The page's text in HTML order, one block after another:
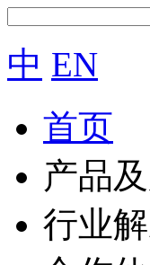
中 EN
首页
产品
行业